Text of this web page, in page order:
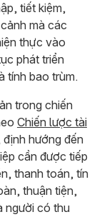
tiết kiệm,
mà các
thực vào
phát triển
tính bao trùm.
trong chiến
Chiến lược tài
hướng đến
cần được tiếp
thanh toán, tín
thuận tiện,
người có thu